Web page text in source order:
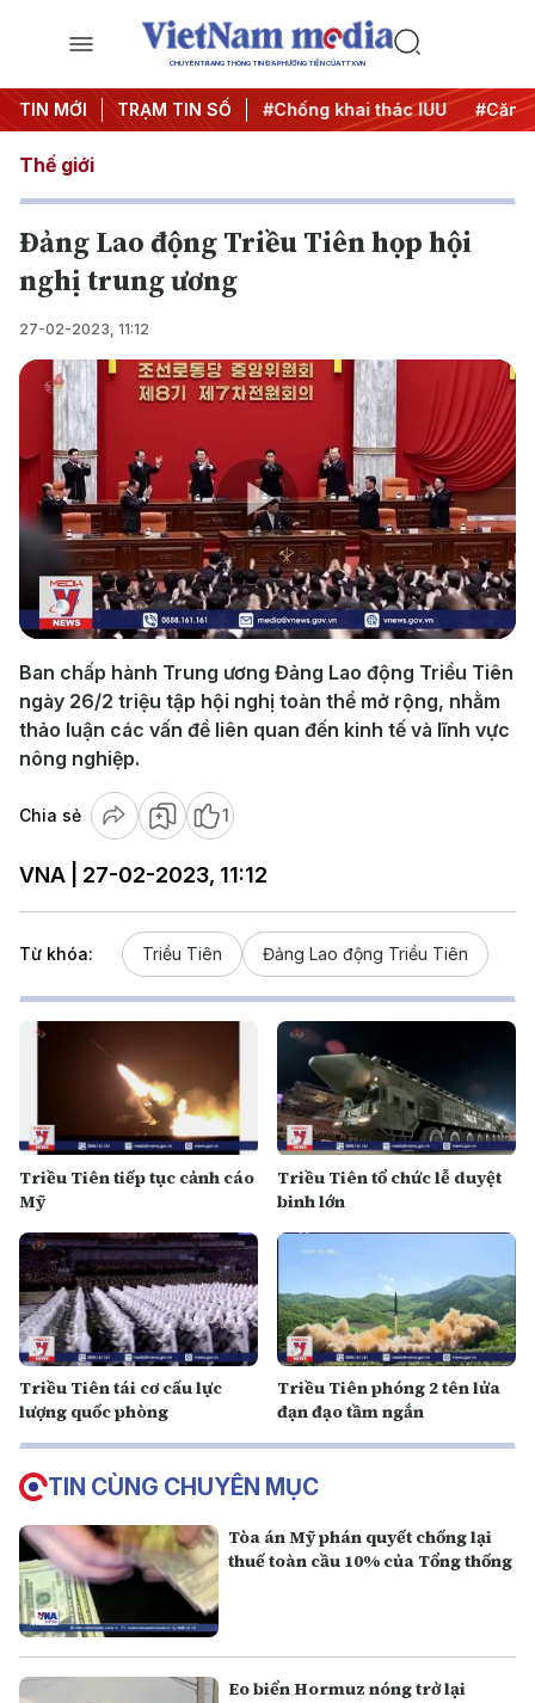
CHUYÊN TRANG THÔNG TIN ĐA PHƯƠNG TIỆN CỦA TTXVN
TIN MỚI TRẠM TIN SỐ
#Chiến dịch 500 ngày đêm #Chống khai thác IUU #Căng
Thế giới
Đảng Lao động Triều Tiên họp hội
nghị trung ương
27-02-2023, 11:12
Play
Video
Ban chấp hành Trung ương Đảng Lao động Triều Tiên
ngày 26/2 triệu tập hội nghị toàn thể mở rộng, nhằm
thảo luận các vấn đề liên quan đến kinh tế và lĩnh vực
nông nghiệp.
Chia sẻ 1
VNA | 27-02-2023, 11:12
Từ khóa: Triều Tiên Đảng Lao động Triều Tiên
Triều Tiên tiếp tục cảnh cáo
Mỹ
Triều Tiên tổ chức lễ duyệt
binh lớn
Triều Tiên tái cơ cấu lực
lượng quốc phòng
Triều Tiên phóng 2 tên lửa
đạn đạo tầm ngắn
TIN CÙNG CHUYÊN MỤC
Tòa án Mỹ phán quyết chống lại
thuế toàn cầu 10% của Tổng thống
Eo biển Hormuz nóng trở lại